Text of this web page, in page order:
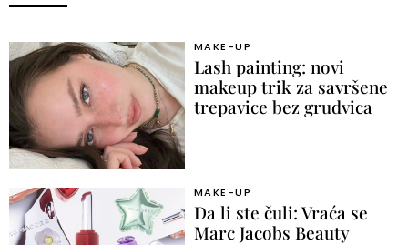
MAKE-UP
Lash painting: novi
makeup trik za savršene
trepavice bez grudvica
MAKE-UP
Da li ste čuli: Vraća se
Marc Jacobs Beauty